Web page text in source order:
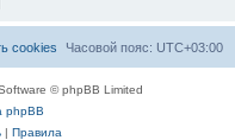
Часовой пояс: UTC+03:00
cookies
© phpBB Limited
phpBB
| Правила